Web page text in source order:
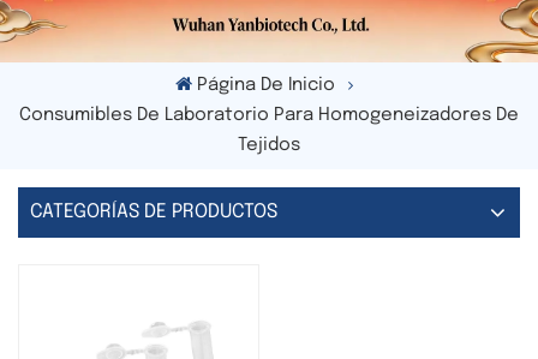
Página De Inicio
Consumibles De Laboratorio Para Homogeneizadores De
Tejidos
CATEGORÍAS DE PRODUCTOS